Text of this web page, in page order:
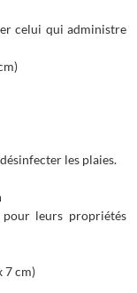
celui qui administre
les plaies.
pour leurs propriétés
7 cm)